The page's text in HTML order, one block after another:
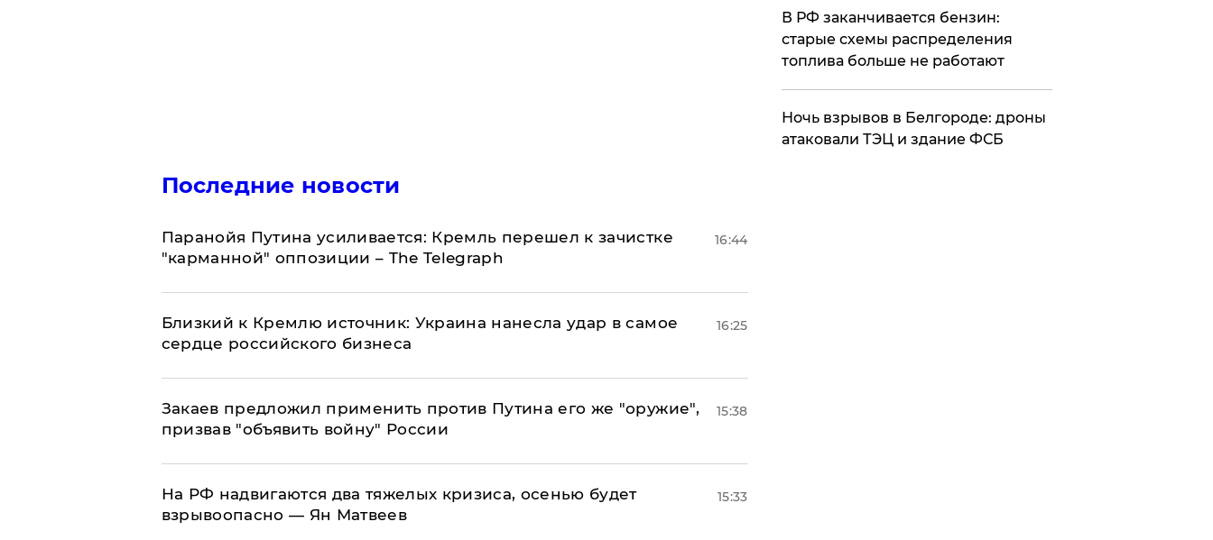
Последние новости
Паранойя Путина усиливается: Кремль перешел к зачистке
"карманной" оппозиции – The Telegraph
16:44
Близкий к Кремлю источник: Украина нанесла удар в самое
сердце российского бизнеса
16:25
Закаев предложил применить против Путина его же "оружие",
призвав "объявить войну" России
15:38
На РФ надвигаются два тяжелых кризиса, осенью будет
взрывоопасно — Ян Матвеев
15:33
​В РФ заканчивается бензин:
старые схемы распределения
топлива больше не работают
​Ночь взрывов в Белгороде: дроны
атаковали ТЭЦ и здание ФСБ